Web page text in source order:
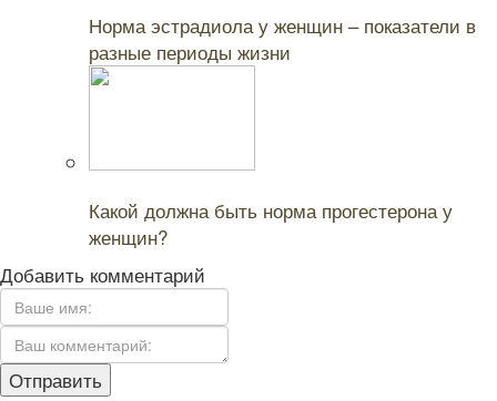
Норма эстрадиола у женщин – показатели в
разные периоды жизни
Какой должна быть норма прогестерона у
женщин?
Добавить комментарий